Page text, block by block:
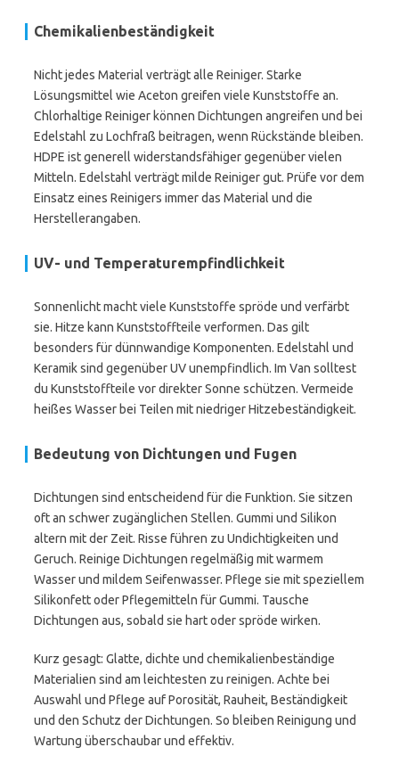
Chemikalienbeständigkeit
Nicht jedes Material verträgt alle Reiniger. Starke
Lösungsmittel wie Aceton greifen viele Kunststoffe an.
Chlorhaltige Reiniger können Dichtungen angreifen und bei
Edelstahl zu Lochfraß beitragen, wenn Rückstände bleiben.
HDPE ist generell widerstandsfähiger gegenüber vielen
Mitteln. Edelstahl verträgt milde Reiniger gut. Prüfe vor dem
Einsatz eines Reinigers immer das Material und die
Herstellerangaben.
UV- und Temperaturempfindlichkeit
Sonnenlicht macht viele Kunststoffe spröde und verfärbt
sie. Hitze kann Kunststoffteile verformen. Das gilt
besonders für dünnwandige Komponenten. Edelstahl und
Keramik sind gegenüber UV unempfindlich. Im Van solltest
du Kunststoffteile vor direkter Sonne schützen. Vermeide
heißes Wasser bei Teilen mit niedriger Hitzebeständigkeit.
Bedeutung von Dichtungen und Fugen
Dichtungen sind entscheidend für die Funktion. Sie sitzen
oft an schwer zugänglichen Stellen. Gummi und Silikon
altern mit der Zeit. Risse führen zu Undichtigkeiten und
Geruch. Reinige Dichtungen regelmäßig mit warmem
Wasser und mildem Seifenwasser. Pflege sie mit speziellem
Silikonfett oder Pflegemitteln für Gummi. Tausche
Dichtungen aus, sobald sie hart oder spröde wirken.
Kurz gesagt: Glatte, dichte und chemikalienbeständige
Materialien sind am leichtesten zu reinigen. Achte bei
Auswahl und Pflege auf Porosität, Rauheit, Beständigkeit
und den Schutz der Dichtungen. So bleiben Reinigung und
Wartung überschaubar und effektiv.